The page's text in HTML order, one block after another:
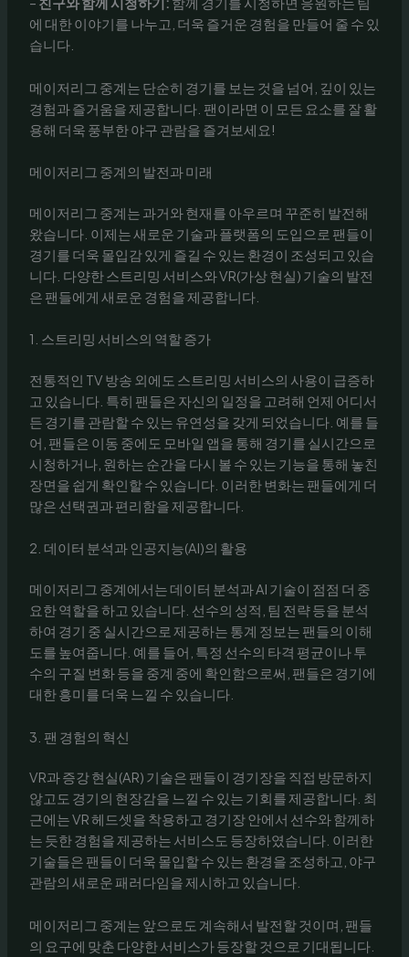
에 대한 이야기를 나누고, 더욱 즐거운 경험을 만들어 줄 수 있
습니다.
메이저리그 중계는 단순히 경기를 보는 것을 넘어, 깊이 있는
경험과 즐거움을 제공합니다. 팬이라면 이 모든 요소를 잘 활
용해 더욱 풍부한 야구 관람을 즐겨보세요!
메이저리그 중계의 발전과 미래
메이저리그 중계는 과거와 현재를 아우르며 꾸준히 발전해
왔습니다. 이제는 새로운 기술과 플랫폼의 도입으로 팬들이
경기를 더욱 몰입감 있게 즐길 수 있는 환경이 조성되고 있습
니다. 다양한 스트리밍 서비스와 VR(가상 현실) 기술의 발전
은 팬들에게 새로운 경험을 제공합니다.
1. 스트리밍 서비스의 역할 증가
전통적인 TV 방송 외에도 스트리밍 서비스의 사용이 급증하
고 있습니다. 특히 팬들은 자신의 일정을 고려해 언제 어디서
든 경기를 관람할 수 있는 유연성을 갖게 되었습니다. 예를 들
어, 팬들은 이동 중에도 모바일 앱을 통해 경기를 실시간으로
시청하거나, 원하는 순간을 다시 볼 수 있는 기능을 통해 놓친
장면을 쉽게 확인할 수 있습니다. 이러한 변화는 팬들에게 더
많은 선택권과 편리함을 제공합니다.
2. 데이터 분석과 인공지능(AI)의 활용
메이저리그 중계에서는 데이터 분석과 AI 기술이 점점 더 중
요한 역할을 하고 있습니다. 선수의 성적, 팀 전략 등을 분석
하여 경기 중 실시간으로 제공하는 통계 정보는 팬들의 이해
도를 높여줍니다. 예를 들어, 특정 선수의 타격 평균이나 투
수의 구질 변화 등을 중계 중에 확인함으로써, 팬들은 경기에
대한 흥미를 더욱 느낄 수 있습니다.
3. 팬 경험의 혁신
VR과 증강 현실(AR) 기술은 팬들이 경기장을 직접 방문하지
않고도 경기의 현장감을 느낄 수 있는 기회를 제공합니다. 최
근에는 VR 헤드셋을 착용하고 경기장 안에서 선수와 함께하
는 듯한 경험을 제공하는 서비스도 등장하였습니다. 이러한
기술들은 팬들이 더욱 몰입할 수 있는 환경을 조성하고, 야구
관람의 새로운 패러다임을 제시하고 있습니다.
메이저리그 중계는 앞으로도 계속해서 발전할 것이며, 팬들
의 요구에 맞춘 다양한 서비스가 등장할 것으로 기대됩니다.